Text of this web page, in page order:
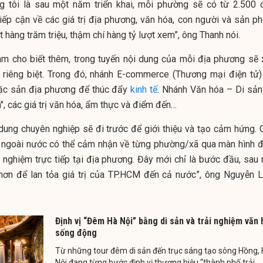
tôi là sau một năm triển khai, mỗi phường sẽ có từ 2.500
cận về các giá trị địa phương, văn hóa, con người và sản
trăm triệu, thậm chí hàng tỷ lượt xem”, ông Thanh nói.
cho biết thêm, trong tuyến nội dung của mỗi địa phương sẽ
biệt. Trong đó, nhánh E-commerce (Thương mại điện
sản địa phương để thúc đẩykinh tế. Nhánh Văn hóa – Di
các giá trị văn hóa, ẩm thực và điểm đến…
chuyên nghiệp sẽ đi trước để giới thiệu và tạo cảm hứng.
nước có thể cảm nhận về từng phường/xã qua màn hình
trực tiếp tại địa phương. Đây mới chỉ là bước đầu, sau
để lan tỏa giá trị của TP.HCM đến cả nước”, ông Nguyễn
Định vị “Đêm Hà Nội” bằng di sản và trải nghiệm văn
sống động
Từ những tour đêm di sản đến trục sáng tạo sông Hồng,